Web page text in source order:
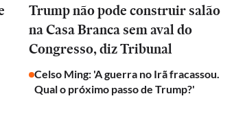
Trump não pode construir salão
na Casa Branca sem aval do
Congresso, diz Tribunal
Celso Ming: 'A guerra no Irã fracassou.
Qual o próximo passo de Trump?'